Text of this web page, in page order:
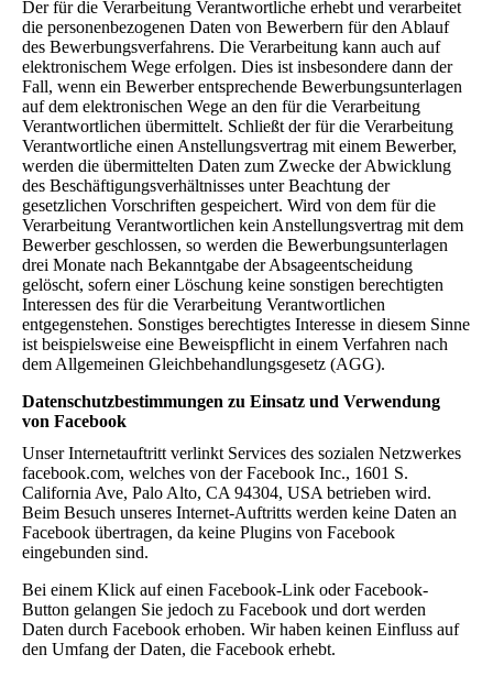
Der für die Verarbeitung Verantwortliche erhebt und verarbeitet
die personenbezogenen Daten von Bewerbern für den Ablauf
des Bewerbungsverfahrens. Die Verarbeitung kann auch auf
elektronischem Wege erfolgen. Dies ist insbesondere dann der
Fall, wenn ein Bewerber entsprechende Bewerbungsunterlagen
auf dem elektronischen Wege an den für die Verarbeitung
Verantwortlichen übermittelt. Schließt der für die Verarbeitung
Verantwortliche einen Anstellungsvertrag mit einem Bewerber,
werden die übermittelten Daten zum Zwecke der Abwicklung
des Beschäftigungsverhältnisses unter Beachtung der
gesetzlichen Vorschriften gespeichert. Wird von dem für die
Verarbeitung Verantwortlichen kein Anstellungsvertrag mit dem
Bewerber geschlossen, so werden die Bewerbungsunterlagen
drei Monate nach Bekanntgabe der Absageentscheidung
gelöscht, sofern einer Löschung keine sonstigen berechtigten
Interessen des für die Verarbeitung Verantwortlichen
entgegenstehen. Sonstiges berechtigtes Interesse in diesem Sinne
ist beispielsweise eine Beweispflicht in einem Verfahren nach
dem Allgemeinen Gleichbehandlungsgesetz (AGG).
Datenschutzbestimmungen zu Einsatz und Verwendung
von Facebook
Unser Internetauftritt verlinkt Services des sozialen Netzwerkes
facebook.com, welches von der Facebook Inc., 1601 S.
California Ave, Palo Alto, CA 94304, USA betrieben wird.
Beim Besuch unseres Internet-Auftritts werden keine Daten an
Facebook übertragen, da keine Plugins von Facebook
eingebunden sind.
Bei einem Klick auf einen Facebook-Link oder Facebook-
Button gelangen Sie jedoch zu Facebook und dort werden
Daten durch Facebook erhoben. Wir haben keinen Einfluss auf
den Umfang der Daten, die Facebook erhebt.